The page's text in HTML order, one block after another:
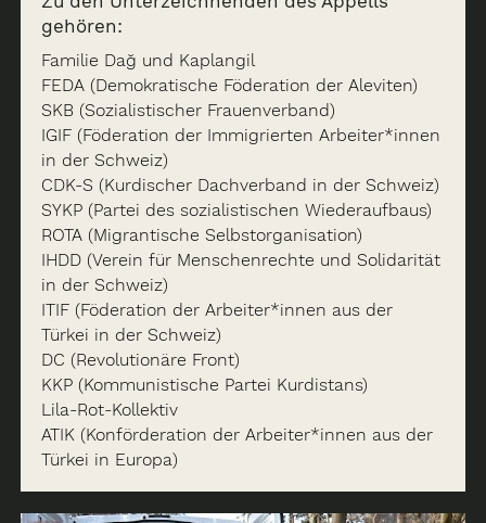
gehören:
Familie Dağ und Kaplangil
FEDA (Demokratische Föderation der Aleviten)
SKB (Sozialistischer Frauenverband)
IGIF (Föderation der Immigrierten Arbeiter*innen
in der Schweiz)
CDK-S (Kurdischer Dachverband in der Schweiz)
SYKP (Partei des sozialistischen Wiederaufbaus)
ROTA (Migrantische Selbstorganisation)
IHDD (Verein für Menschenrechte und Solidarität
in der Schweiz)
ITIF (Föderation der Arbeiter*innen aus der
Türkei in der Schweiz)
DC (Revolutionäre Front)
KKP (Kommunistische Partei Kurdistans)
Lila-Rot-Kollektiv
ATIK (Konförderation der Arbeiter*innen aus der
Türkei in Europa)